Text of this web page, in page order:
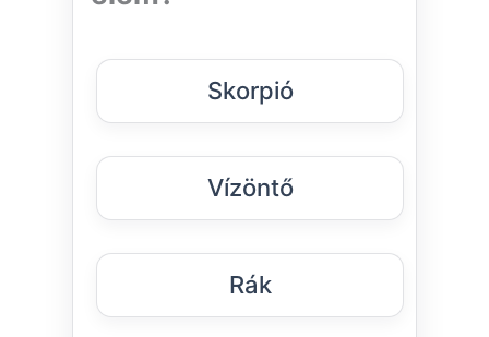
Skorpió
Vízöntő
Rák